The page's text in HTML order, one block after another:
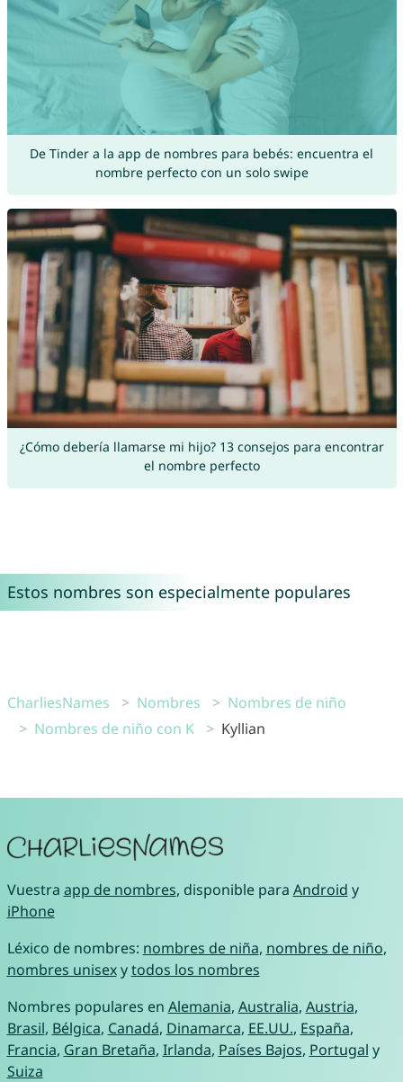
De Tinder a la app de nombres para bebés: encuentra el
nombre perfecto con un solo swipe
¿Cómo debería llamarse mi hijo? 13 consejos para encontrar
el nombre perfecto
Estos nombres son especialmente populares
CharliesNames Nombres
Nombres de niño
Nombres de niño con K
Kyllian
Vuestra app de nombres, disponible para Android y
iPhone
Léxico de nombres: nombres de niña, nombres de niño,
nombres unisexytodos los nombres
Nombres populares en Alemania, Australia, Austria,
Brasil, Bélgica, Canadá, Dinamarca, EE.UU., España,
Francia, Gran Bretaña, Irlanda, Países Bajos, Portugal y
Suiza